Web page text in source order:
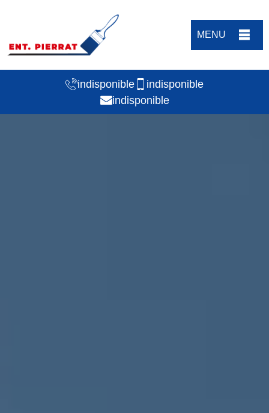
MENU
indisponible
indisponible
indisponible